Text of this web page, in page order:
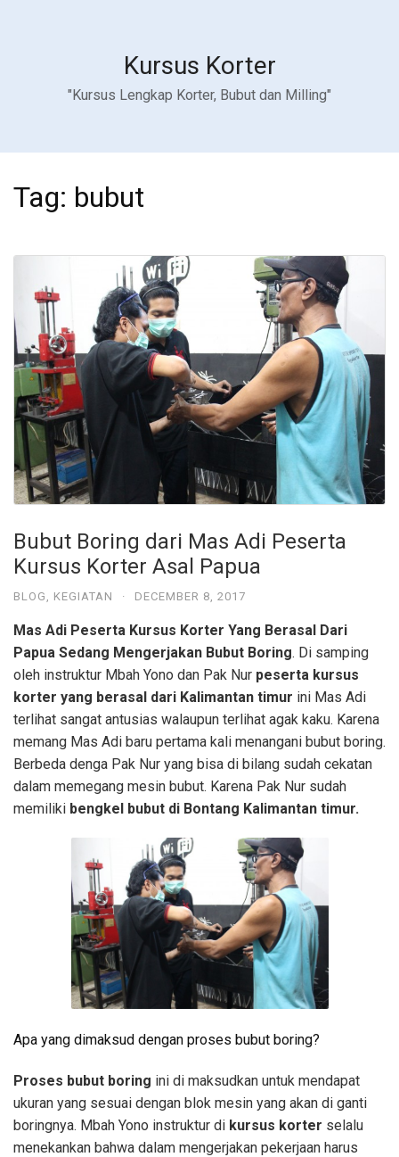
Kursus Korter
"Kursus Lengkap Korter, Bubut dan Milling"
Tag: bubut
Bubut Boring dari Mas Adi Peserta
Kursus Korter Asal Papua
BLOG KEGIATAN · DECEMBER 8, 2017
Mas Adi Peserta Kursus Korter Yang Berasal Dari
Papua Sedang Mengerjakan Bubut Boring. Di samping
oleh instruktur Mbah Yono dan Pak Nur peserta kursus
korter yang berasal dari Kalimantan timur ini Mas Adi
terlihat sangat antusias walaupun terlihat agak kaku. Karena
memang Mas Adi baru pertama kali menangani bubut boring.
Berbeda denga Pak Nur yang bisa di bilang sudah cekatan
dalam memegang mesin bubut. Karena Pak Nur sudah
memiliki bengkel bubut di Bontang Kalimantan timur.
Apa yang dimaksud dengan proses bubut boring?
Proses bubut boring ini di maksudkan untuk mendapat
ukuran yang sesuai dengan blok mesin yang akan di ganti
boringnya. Mbah Yono instruktur di kursus korter selalu
menekankan bahwa dalam mengerjakan pekerjaan harus